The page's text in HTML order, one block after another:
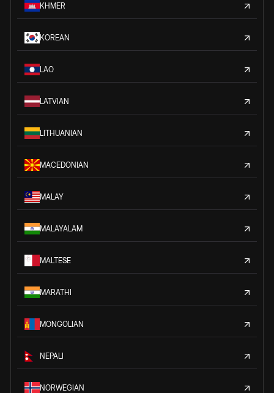
KHMER
KOREAN
LAO
LATVIAN
LITHUANIAN
MACEDONIAN
MALAY
MALAYALAM
MALTESE
MARATHI
MONGOLIAN
NEPALI
NORWEGIAN